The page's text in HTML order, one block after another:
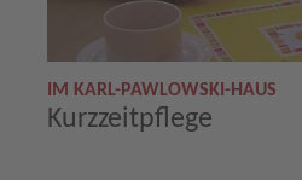
IM KARL-PAWLOWSKI-HAUS
Kurzzeitpflege